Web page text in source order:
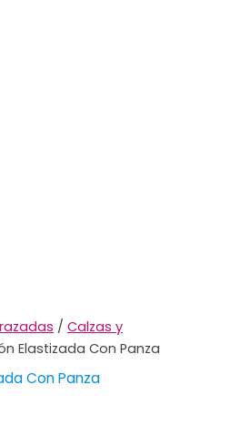
/ Calzas y
Elastizada Con Panza
Con Panza